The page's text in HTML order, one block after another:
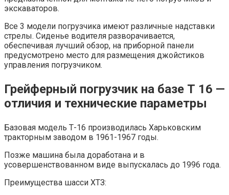
экскаваторов.
Все 3 модели погрузчика имеют различные надставки
стрелы. Сиденье водителя разворачивается,
обеспечивая лучший обзор, на приборной панели
предусмотрено место для размещения джойстиков
управления погрузчиком.
Грейферный погрузчик на базе Т 16 —
отличия и технические параметры
Базовая модель Т-16 производилась Харьковским
тракторным заводом в 1961-1967 годы.
Позже машина была доработана и в
усовершенствованном виде выпускалась до 1996 года.
Преимущества шасси ХТЗ: